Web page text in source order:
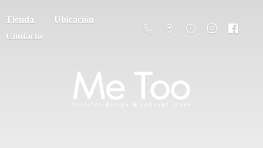
Tienda
Ubicación
Contacto